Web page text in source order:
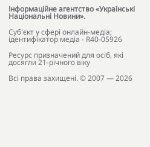
Інформаційне агентство «Українські
Національні Новини».
Cуб'єкт у сфері онлайн-медіа;
ідентифікатор медіа - R40-05926
Ресурс призначений для осіб, які
досягли 21-річного віку
Всі права захищені. © 2007 — 2026